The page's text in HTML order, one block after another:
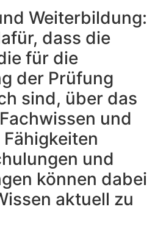
Weiterbildung:
dass die
für die
der Prüfung
sind, über das
und
und
können dabei
aktuell zu